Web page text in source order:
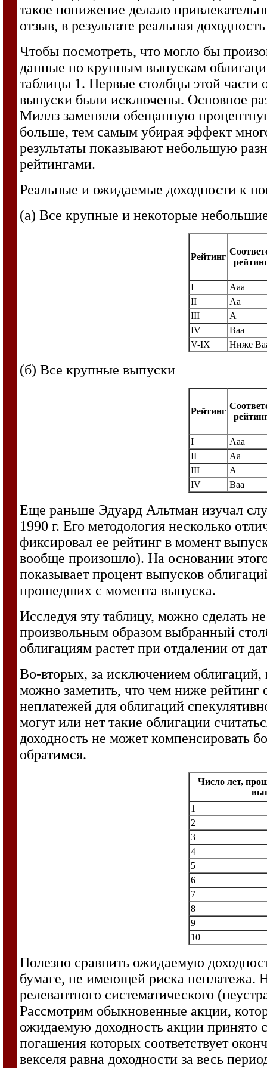
такое понижение делало
отзыв, в результате реальная
Чтобы посмотреть, что могло бы
данные по крупным выпускам
таблицы 1. Первые столбцы этой части
выпуски были исключены. Основное
Миллз заменяли обещанную
больше, тем самым убирая эффект
результаты показывают небольшую
рейтингами.
Реальные и ожидаемые доходности к
(а) Все крупные и некоторые
Рейтинг
I
Ааа
II
Аа
III
А
IV
Ваа
V-IX
Ниже
(б) Все крупные выпуски
Рейтинг
I
Aaa
II
Aa
III
A
IV
Baa
Еще раньше Эдуард Альтман изучал
1990 г. Его методология несколько
фиксировал ее рейтинг в момент
вообще произошло). На основании
показывает процент выпусков
прошедших с момента выпуска.
Исследуя эту таблицу, можно сделать
произвольным образом выбранный
облигациям растет при отдалении от
Во-вторых, за исключением облигаций,
можно заметить, что чем ниже
неплатежей для облигаций
могут или нет такие облигации
доходность не может компенсировать
обратимся.
Число лет,
1
2
3
4
5
6
7
8
9
10
Полезно сравнить ожидаемую
бумаге, не имеющей риска неплатежа.
релевантного систематического
Рассмотрим обыкновенные акции,
ожидаемую доходность акции принято
погашения которых соответствует
векселя равна доходности за весь